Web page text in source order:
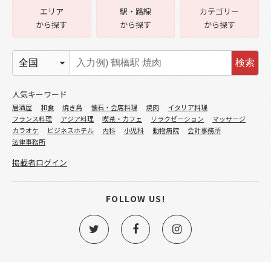
エリア
から探す
駅・路線
から探す
カテゴリー
から探す
検索
人気キーワード
居酒屋 和食 焼き鳥 懐石・会席料理 焼肉
イタリア料理
フランス料理
アジア料理 喫茶・カフェ リラクゼーション
マッサージ
カラオケ
ビジネスホテル 内科 小児科 動物病院
会計事務所
法律事務所
掲載者ログイン
FOLLOW US!